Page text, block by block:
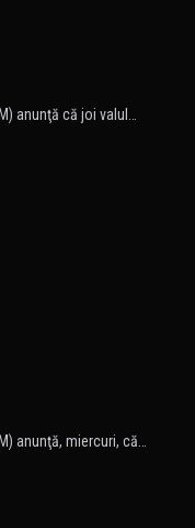
anunţă că joi valul…
anunţă, miercuri, că…